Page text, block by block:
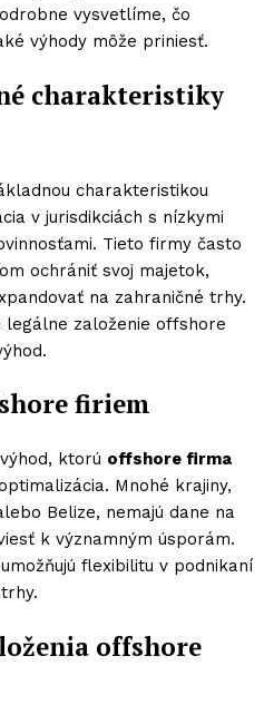
vysvetlíme, čo
výhody môže priniesť.
charakteristiky
charakteristikou
v jurisdikciách s nízkymi
Tieto firmy často
ochrániť svoj majetok,
na zahraničné trhy.
založenie offshore
firiem
ktorú offshore firma
Mnohé krajiny,
Belize, nemajú dane na
k významným úsporám.
flexibilitu v podnikaní
offshore